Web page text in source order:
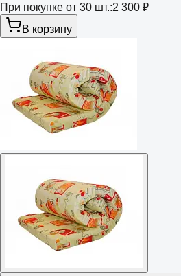
При покупке от 30 шт.:2 300 ₽
В корзину